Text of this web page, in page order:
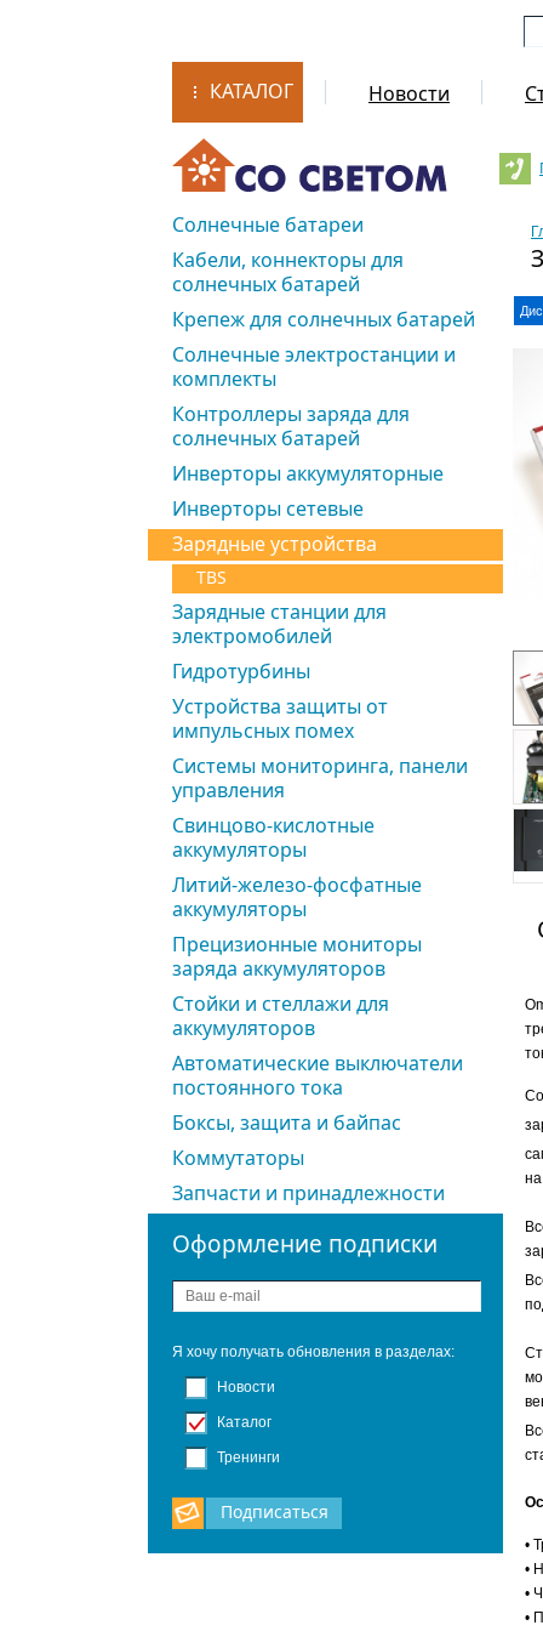
КАТАЛОГ Новости
Солнечные батареи
Кабели, коннекторы для
солнечных батарей
Крепеж для солнечных батарей
Солнечные электростанции и
комплекты
Контроллеры заряда для
солнечных батарей
Инверторы аккумуляторные
Инверторы сетевые
Зарядные устройства
TBS
Зарядные станции для
электромобилей
Гидротурбины
Устройства защиты от
импульсных помех
Системы мониторинга, панели
управления
Свинцово-кислотные
аккумуляторы
Литий-железо-фосфатные
аккумуляторы
Прецизионные мониторы
заряда аккумуляторов
Стойки и стеллажи для
аккумуляторов
Автоматические выключатели
постоянного тока
Боксы, защита и байпас
Коммутаторы
Запчасти и принадлежности
Оформление подписки
Я хочу получать обновления в разделах:
Новости
Каталог
Тренинги
Подписаться
•
•
•
•